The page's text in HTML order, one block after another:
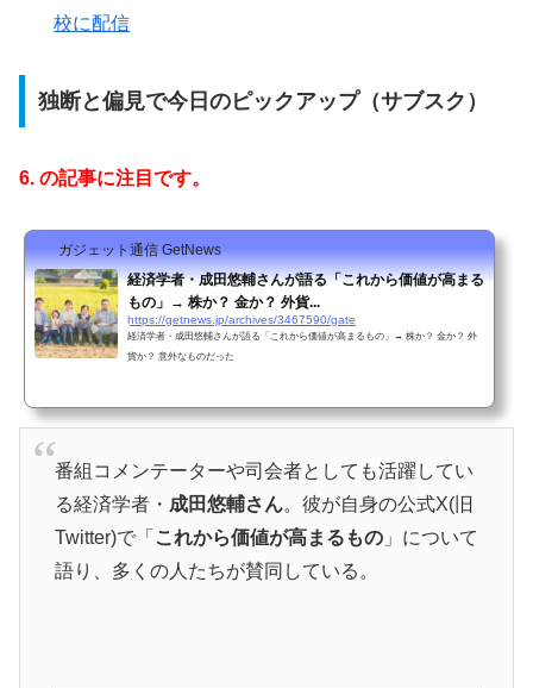
校に配信
独断と偏見で今日のピックアップ（サブスク）
6. の記事に注目です。
ガジェット通信 GetNews
経済学者・成田悠輔さんが語る「これから価値が高まる
もの」→ 株か？ 金か？ 外貨...
https://getnews.jp/archives/3467590/gate
経済学者・成田悠輔さんが語る「これから価値が高まるもの」→ 株か？ 金か？ 外
貨か？ 意外なものだった
番組コメンテーターや司会者としても活躍してい
る経済学者・ 成田悠輔さん。彼が自身の公式X(旧
Twitter)で「 これから価値が高まるもの」について
語り、多くの人たちが賛同している。